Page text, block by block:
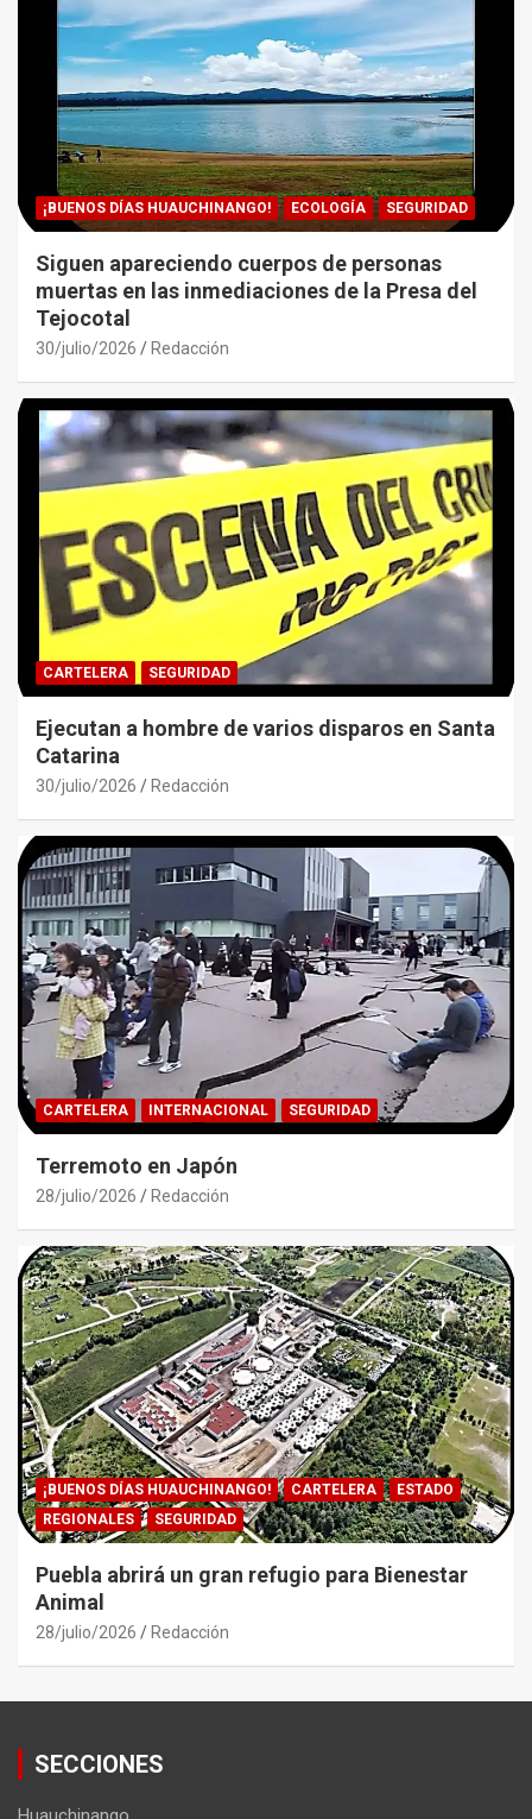
¡BUENOS DÍAS HUAUCHINANGO! ECOLOGÍA SEGURIDAD
Siguen apareciendo cuerpos de personas
muertas en las inmediaciones de la Presa del
Tejocotal
30/julio/2026 Redacción
CARTELERA SEGURIDAD
Ejecutan a hombre de varios disparos en Santa
Catarina
30/julio/2026 Redacción
CARTELERA INTERNACIONAL SEGURIDAD
Terremoto en Japón
28/julio/2026 Redacción
¡BUENOS DÍAS HUAUCHINANGO! CARTELERA
ESTADO
REGIONALES
SEGURIDAD
Puebla abrirá un gran refugio para Bienestar
Animal
28/julio/2026 Redacción
SECCIONES